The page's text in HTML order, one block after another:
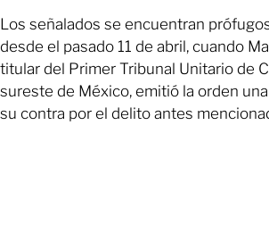
Los señalados se encuentran
desde el pasado 11 de abril, cuando
titular del Primer Tribunal Unitario de
sureste de México, emitió la orden
su contra por el delito antes